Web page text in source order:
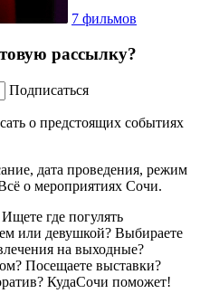
7 фильмов
рассылку?
Подписаться
о предстоящих событиях
дата проведения, режим
о мероприятиях Сочи.
где погулять
или девушкой? Выбираете
на выходные?
Посещаете выставки?
КудаСочи поможет!